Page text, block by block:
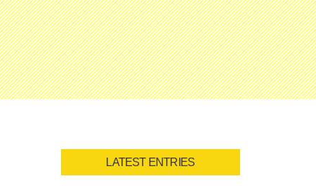
LATEST ENTRIES